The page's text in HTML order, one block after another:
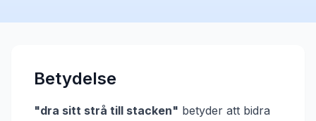
Betydelse
"dra sitt strå till stacken" betyder att bidra